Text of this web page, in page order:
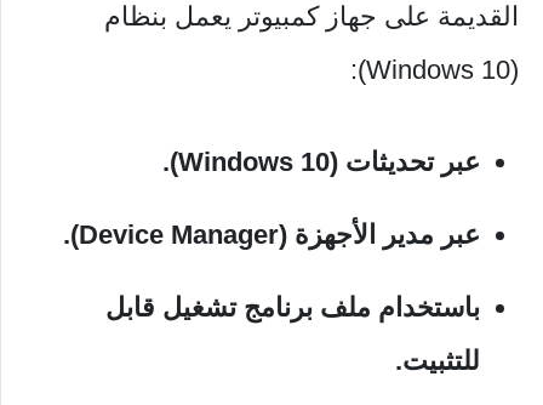
القديمة على جهاز كمبيوتر يعمل بنظام
(Windows 10):
عبر تحديثات (Windows 10).
عبر مدير الأجهزة (Device Manager).
باستخدام ملف برنامج تشغيل قابل
للتثبيت.